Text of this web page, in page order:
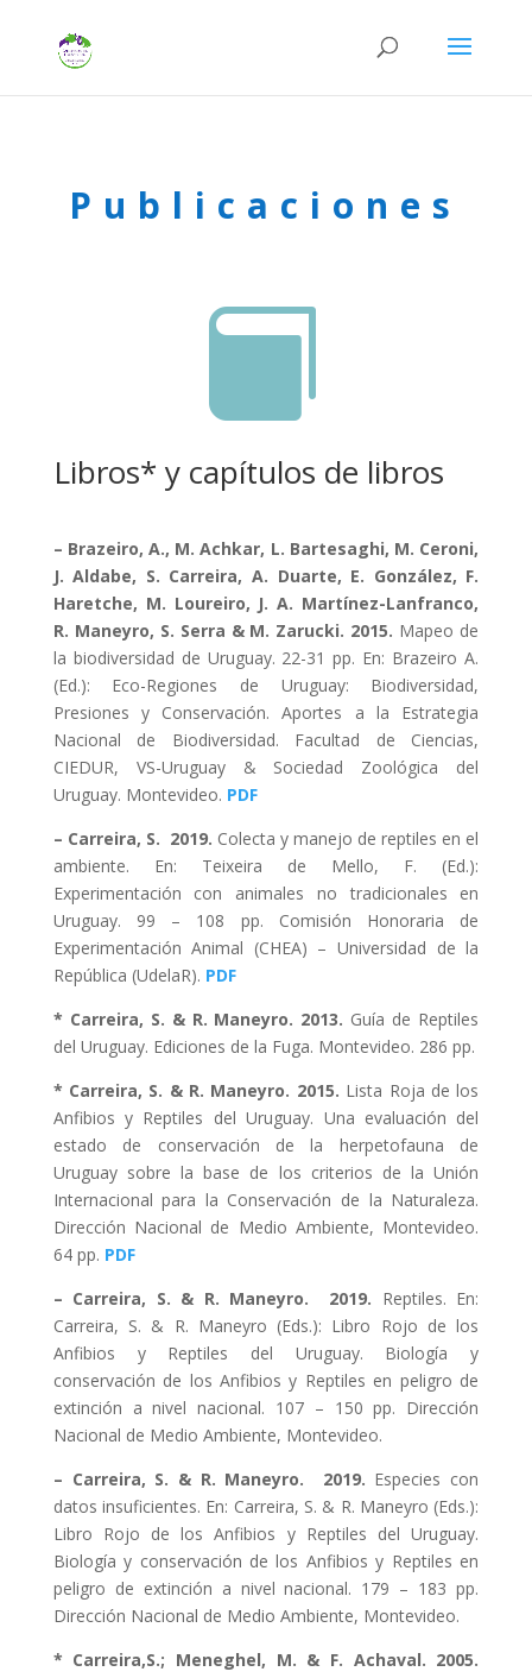
Publicaciones

Libros* y capítulos de libros
– Brazeiro, A., M. Achkar, L. Bartesaghi, M. Ceroni,
J. Aldabe, S. Carreira, A. Duarte, E. González, F.
Haretche, M. Loureiro, J. A. Martínez-Lanfranco,
R. Maneyro, S. Serra & M. Zarucki. 2015. Mapeo de
la biodiversidad de Uruguay. 22-31 pp. En: Brazeiro A.
(Ed.): Eco-Regiones de Uruguay: Biodiversidad,
Presiones y Conservación. Aportes a la Estrategia
Nacional de Biodiversidad. Facultad de Ciencias,
CIEDUR, VS-Uruguay & Sociedad Zoológica del
Uruguay. Montevideo. PDF
– Carreira, S. 2019. Colecta y manejo de reptiles en el
ambiente. En: Teixeira de Mello, F. (Ed.):
Experimentación con animales no tradicionales en
Uruguay. 99 – 108 pp. Comisión Honoraria de
Experimentación Animal (CHEA) – Universidad de la
República (UdelaR). PDF
* Carreira, S. & R. Maneyro. 2013. Guía de Reptiles
del Uruguay. Ediciones de la Fuga. Montevideo. 286 pp.
* Carreira, S. & R. Maneyro. 2015. Lista Roja de los
Anfibios y Reptiles del Uruguay. Una evaluación del
estado de conservación de la herpetofauna de
Uruguay sobre la base de los criterios de la Unión
Internacional para la Conservación de la Naturaleza.
Dirección Nacional de Medio Ambiente, Montevideo.
64 pp. PDF
– Carreira, S. & R. Maneyro. 2019. Reptiles. En:
Carreira, S. & R. Maneyro (Eds.): Libro Rojo de los
Anfibios y Reptiles del Uruguay. Biología y
conservación de los Anfibios y Reptiles en peligro de
extinción a nivel nacional. 107 – 150 pp. Dirección
Nacional de Medio Ambiente, Montevideo.
– Carreira, S. & R. Maneyro. 2019. Especies con
datos insuficientes. En: Carreira, S. & R. Maneyro (Eds.):
Libro Rojo de los Anfibios y Reptiles del Uruguay.
Biología y conservación de los Anfibios y Reptiles en
peligro de extinción a nivel nacional. 179 – 183 pp.
Dirección Nacional de Medio Ambiente, Montevideo.
* Carreira,S.; Meneghel, M. & F. Achaval. 2005.